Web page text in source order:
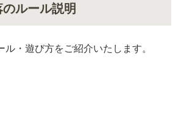
ルール説明
・遊び方をご紹介いたします。